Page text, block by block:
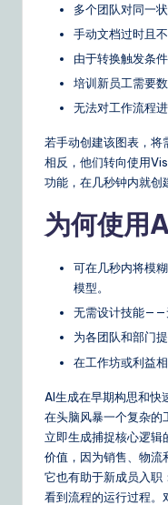
多个团队对同一
手动文档过时且不
由于转换触发条
培训新员工需要
无法对工作流程
若手动创建该图表，将
相反，他们转向使用
功能，在几秒钟内就创
为何使用
可在几秒内将模
模型。
无需设计技能——
为各团队和部门
在工作坊或利益
AI生成在早期构思和快
在头脑风暴一个复杂的
立即生成捕捉核心逻
价值，因为销售、物流
它也有助于新成员入职
看到流程的运行过程。